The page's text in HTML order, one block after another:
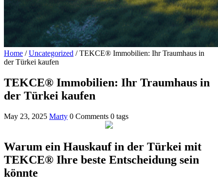
Home /Uncategorized /TEKCE® Immobilien: Ihr Traumhaus in
der Türkei kaufen
TEKCE® Immobilien: Ihr Traumhaus in
der Türkei kaufen
May 23, 2025 Marty 0 Comments 0 tags
Warum ein Hauskauf in der Türkei mit
TEKCE® Ihre beste Entscheidung sein
könnte